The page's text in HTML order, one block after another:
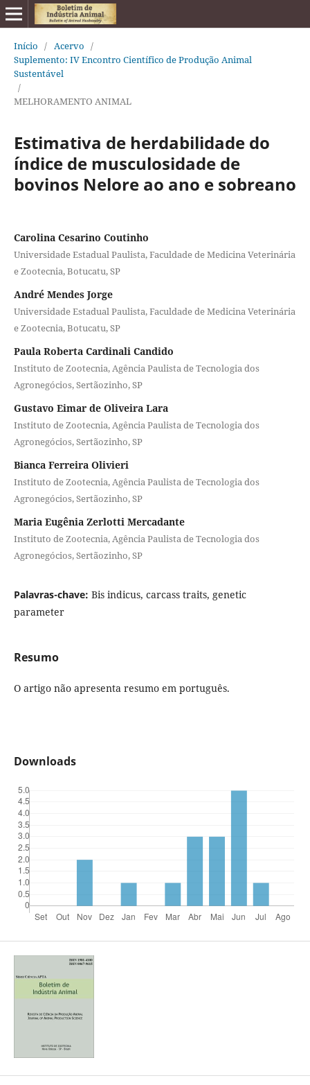
Início / Acervo /
Suplemento: IV Encontro Científico de Produção Animal
Sustentável
/
MELHORAMENTO ANIMAL
Estimativa de herdabilidade do
índice de musculosidade de
bovinos Nelore ao ano e sobreano
Carolina Cesarino Coutinho
Universidade Estadual Paulista, Faculdade de Medicina Veterinária
e Zootecnia, Botucatu, SP
André Mendes Jorge
Universidade Estadual Paulista, Faculdade de Medicina Veterinária
e Zootecnia, Botucatu, SP
Paula Roberta Cardinali Candido
Instituto de Zootecnia, Agência Paulista de Tecnologia dos
Agronegócios, Sertãozinho, SP
Gustavo Eimar de Oliveira Lara
Instituto de Zootecnia, Agência Paulista de Tecnologia dos
Agronegócios, Sertãozinho, SP
Bianca Ferreira Olivieri
Instituto de Zootecnia, Agência Paulista de Tecnologia dos
Agronegócios, Sertãozinho, SP
Maria Eugênia Zerlotti Mercadante
Instituto de Zootecnia, Agência Paulista de Tecnologia dos
Agronegócios, Sertãozinho, SP
Palavras-chave: Bis indicus, carcass traits, genetic
parameter
Resumo
O artigo não apresenta resumo em português.
Downloads